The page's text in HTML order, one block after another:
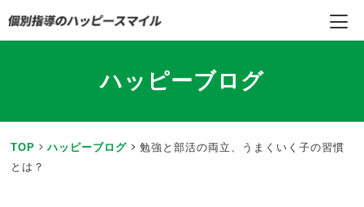
ハッピーブログ
TOP ハッピーブログ
勉強と部活の両立、うまくいく子の習慣
とは？